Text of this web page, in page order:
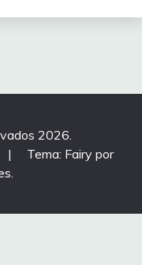
2026.
|
Tema: Fairy por